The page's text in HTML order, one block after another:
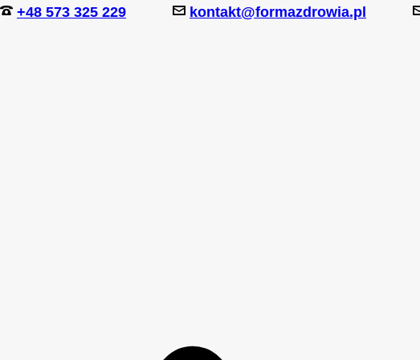
+48 573 325 229 kontakt@formazdrowia.pl